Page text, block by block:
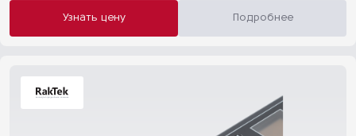
Узнать цену Подробнее